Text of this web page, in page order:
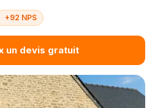
+92 NPS
un devis gratuit